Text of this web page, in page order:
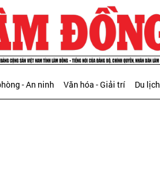
- An ninh Văn hóa - Giải trí Du lịch